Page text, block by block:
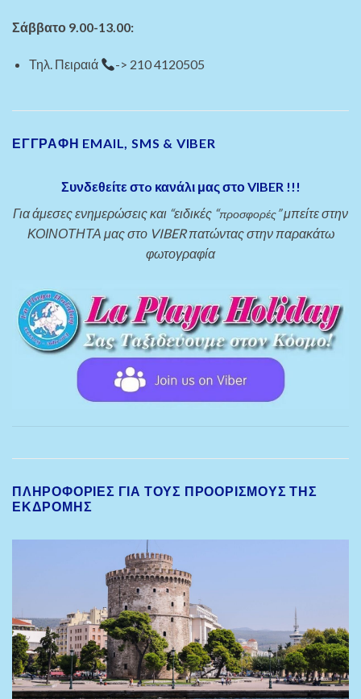
Σάββατο 9.00-13.00:
Τηλ. Πειραιά -> 210 4120505
ΕΓΓΡΑΦΗ EMAIL, SMS & VIBER
Συνδεθείτε στo κανάλι μας στο VIBER !!!
Για άμεσες ενημερώσεις και “ειδικές “προσφορές” μπείτε στην
ΚΟΙΝΟΤΗΤΑ μας στο VIBER πατώντας στην παρακάτω
φωτογραφία
ΠΛΗΡΟΦΟΡΊΕΣ ΓΙΑ ΤΟΥΣ ΠΡΟΟΡΙΣΜΟΎΣ ΤΗΣ
ΕΚΔΡΟΜΉΣ